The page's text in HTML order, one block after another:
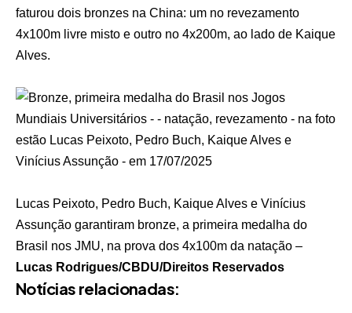
faturou dois bronzes na China: um no revezamento
4x100m livre misto e outro no 4x200m, ao lado de Kaique
Alves.
Lucas Peixoto, Pedro Buch, Kaique Alves e Vinícius
Assunção garantiram bronze, a primeira medalha do
Brasil nos JMU, na prova dos 4x100m da natação –
Lucas Rodrigues/CBDU/Direitos Reservados
Notícias relacionadas: